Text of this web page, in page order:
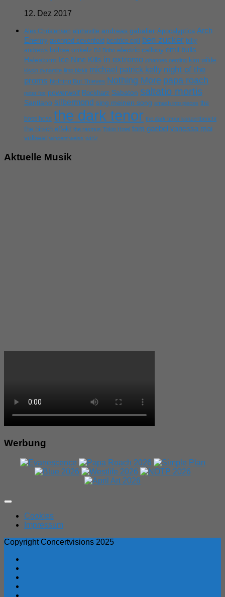
12. Dez 2017
Alex Christensen alphaville andreas gabalier Apocalyptica Arch
Enemy avenged sevenfold beatrice egli ben zucker billy
andrews böhse onkelz DJ Bobo electric callboy emil bulls
Halestorm Ice Nine Kills in extremo johannes oerding kim wilde
kissin dynamite limp bizkit michael patrick kelly night of the
proms Nothing But Thieves Nothing More papa roach
peter fox powerwolf Rockharz Sabaton saltatio mortis
Santiano silbermond sing meinen song smash into pieces the
boss hoss the dark tenor the dark tenor konzertbericht
the hirsch effekt the rasmus Tokio Hotel tom gaebel vanessa mai
volbeat wincent weiss wirtz
Aktuelle Musik
Werbung
Expand
Cookies
Impressum
Copyright Concertvisions 2025